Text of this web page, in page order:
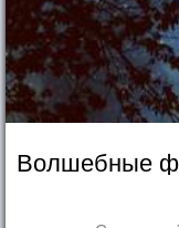
Волшебные